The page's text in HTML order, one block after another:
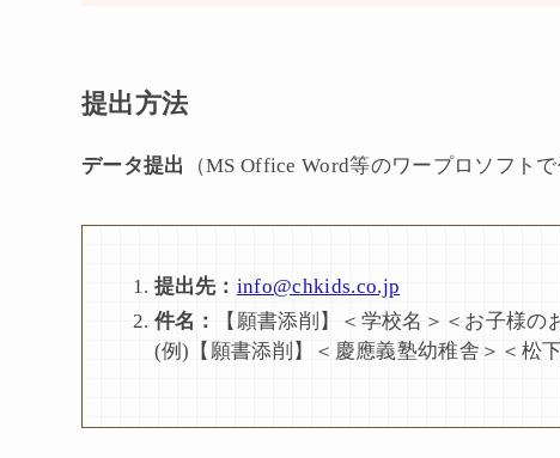
提出方法
データ提出 （MS Office Word等のワープロソフト
提出先： info@chkids.co.jp
件名：
【願書添削】＜学校名＞＜お子様の
(例)【願書添削】＜慶應義塾幼稚舎＞＜松